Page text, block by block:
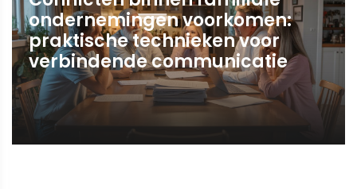
ondernemingen voorkomen:
praktische technieken voor
verbindende communicatie